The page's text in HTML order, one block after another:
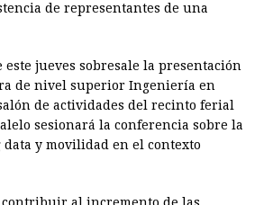
de representantes de una
este jueves sobresale la presentación
de nivel superior Ingeniería en
de actividades del recinto ferial
sesionará la conferencia sobre la
y movilidad en el contexto